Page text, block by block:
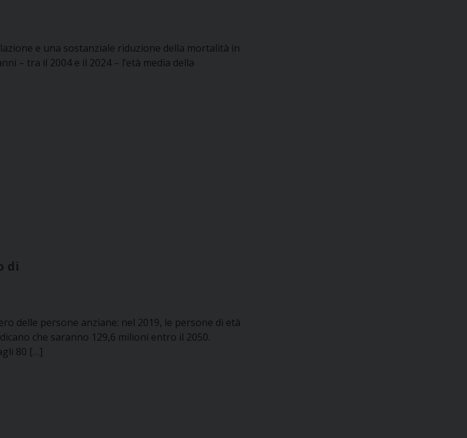
e una sostanziale riduzione della mortalità in
– tra il 2004 e il 2024 – l’età media della
di
delle persone anziane: nel 2019, le persone di età
che saranno 129,6 milioni entro il 2050.
80 […]